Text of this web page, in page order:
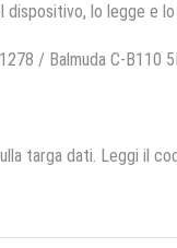
lo legge e
/ Balmuda C-B110
targa dati. Leggi il